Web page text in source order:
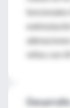
Desarrollo